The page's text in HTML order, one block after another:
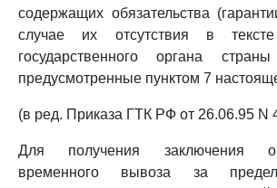
содержащих обязательства
случае их отсутствия в
государственного органа
предусмотренные пунктом 7
(в ред. Приказа ГТК РФ от 26.06.95 N
Для получения заключения о
временного вывоза за